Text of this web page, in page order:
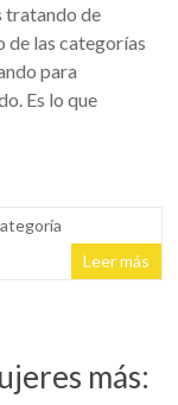
tratando de
de las categorías
para
Es lo que
Leer más
más: